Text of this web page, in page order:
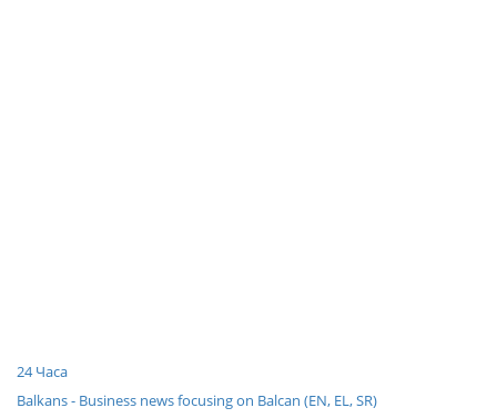
24 Часа
Balkans - Business news focusing on Balcan (EN, EL, SR)